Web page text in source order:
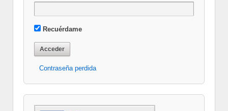
Recuérdame
Contraseña perdida